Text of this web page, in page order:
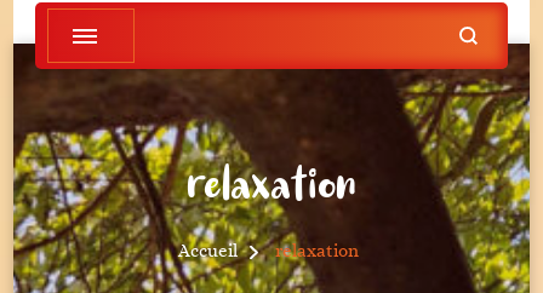
relaxation
Accueil relaxation